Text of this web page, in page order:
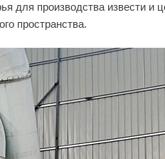
для производства извести
пространства.